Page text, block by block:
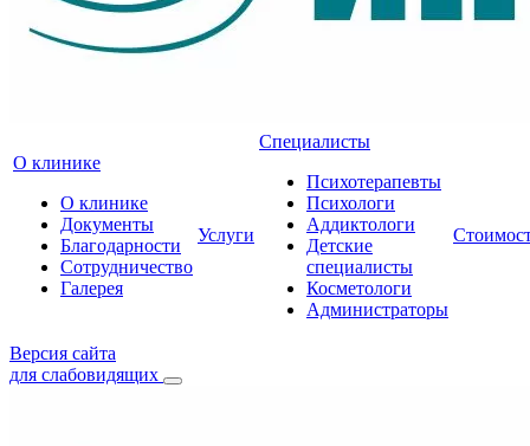
О клинике
О клинике
Документы
Благодарности
Сотрудничество
Галерея
Услуги
Специалисты
Психотерапевты
Психологи
Аддиктологи
Детские
специалисты
Косметологи
Администраторы
Версия сайта
для слабовидящих